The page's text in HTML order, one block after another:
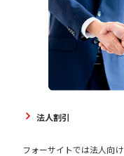
法人割引
フォーサイトでは法人向